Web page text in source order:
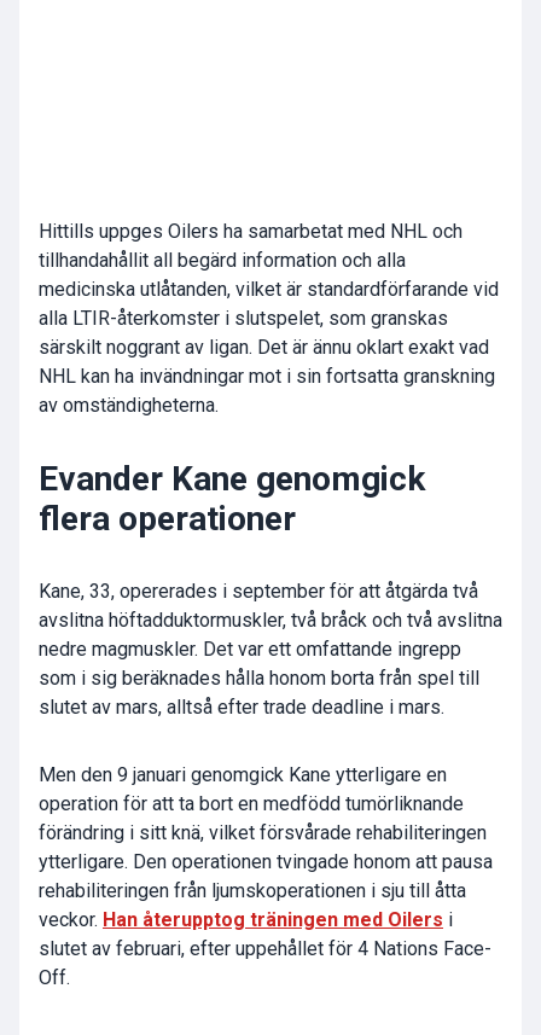
Hittills uppges Oilers ha samarbetat med NHL och
tillhandahållit all begärd information och alla
medicinska utlåtanden, vilket är standardförfarande vid
alla LTIR-återkomster i slutspelet, som granskas
särskilt noggrant av ligan. Det är ännu oklart exakt vad
NHL kan ha invändningar mot i sin fortsatta granskning
av omständigheterna.
Evander Kane genomgick
flera operationer
Kane, 33, opererades i september för att åtgärda två
avslitna höftadduktormuskler, två bråck och två avslitna
nedre magmuskler. Det var ett omfattande ingrepp
som i sig beräknades hålla honom borta från spel till
slutet av mars, alltså efter trade deadline i mars.
Men den 9 januari genomgick Kane ytterligare en
operation för att ta bort en medfödd tumörliknande
förändring i sitt knä, vilket försvårade rehabiliteringen
ytterligare. Den operationen tvingade honom att pausa
rehabiliteringen från ljumskoperationen i sju till åtta
veckor. Han återupptog träningen med Oilers i
slutet av februari, efter uppehållet för 4 Nations Face-
Off.